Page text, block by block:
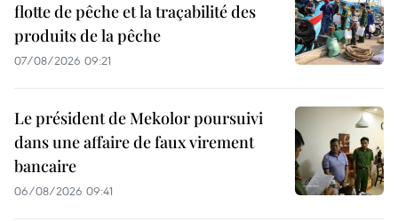
flotte de pêche et la traçabilité des
produits de la pêche
07/08/2026 09:21
Le président de Mekolor poursuivi
dans une affaire de faux virement
bancaire
06/08/2026 09:41